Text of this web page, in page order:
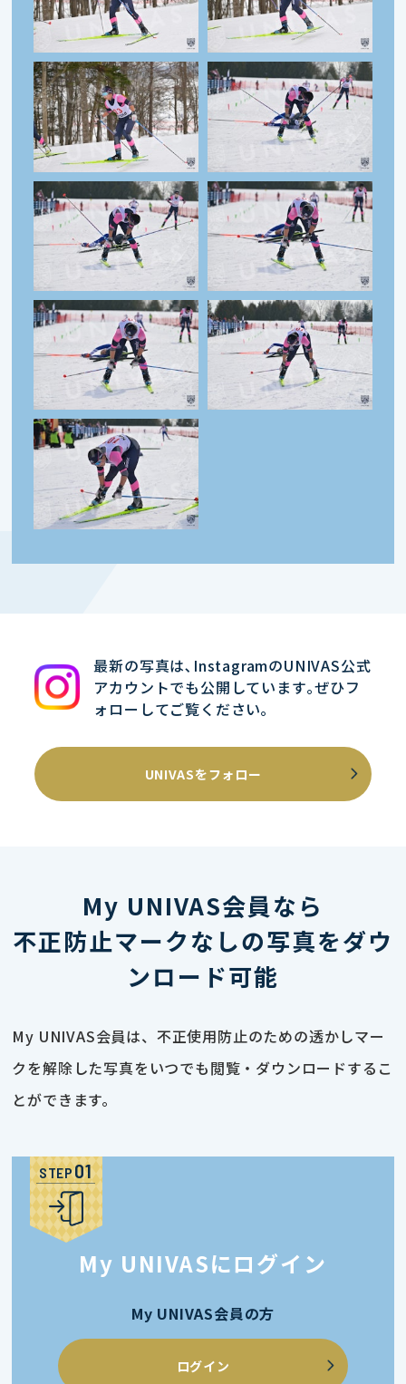
最新の写真は､InstagramのUNIVAS公式
アカウントでも公開しています｡ぜひフ
ォローしてご覧ください｡
UNIVASをフォロー
My UNIVAS会員なら
不正防止マークなしの写真をダウ
ンロード可能
My UNIVAS会員は、不正使用防止のための透かしマー
クを解除した写真をいつでも閲覧・ダウンロードするこ
とができます。
STEP
My UNIVASにログイン
My UNIVAS会員の方
ログイン